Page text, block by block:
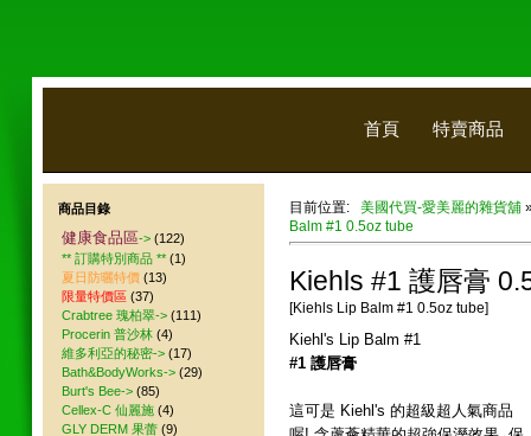
首頁 特賣商品
目前位置: 美國代買-愛美麗的雜貨舖
Balm #1 0.5oz tube
Kiehls #1 護唇膏
[Kiehls Lip Balm #1 0.5oz tube]
Kiehl's Lip Balm #1
#1 護唇膏
這可是 Kiehl's 的超級超人氣商品
商品目錄
健康食品區-> (122)
** 訂購特別商品 ** (1)
夏日防曬特價 (13)
限量特價區 (37)
Crabtree 瑰柏翠-> (111)
Procerin 普沙林 (4)
維多利亞的秘密-> (17)
Bath&BodyWorks-> (29)
Burt's Bee-> (85)
Cellex-C 仙麗施 (4)
GLY DERM 果蕾 (9)